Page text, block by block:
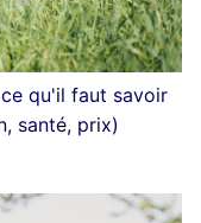
qu'il faut savoir
santé, prix)